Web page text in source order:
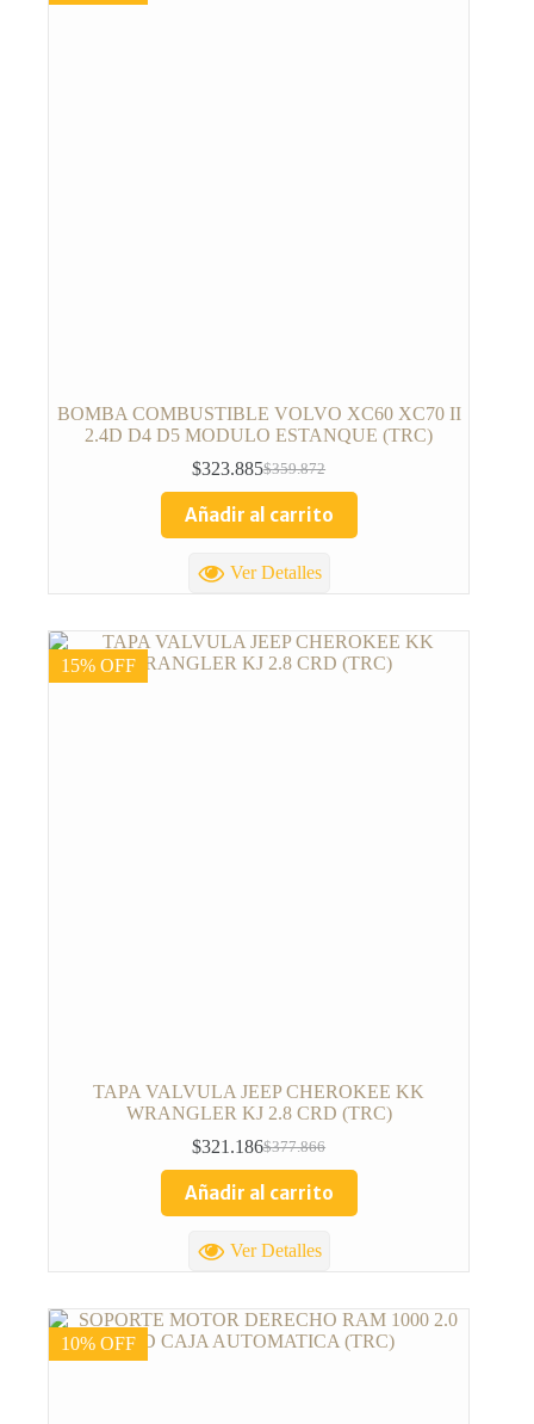
BOMBA COMBUSTIBLE VOLVO XC60 XC70 II
2.4D D4 D5 MODULO ESTANQUE (TRC)
$359.872
$323.885
Añadir al carrito
Ver Detalles
15% OFF
TAPA VALVULA JEEP CHEROKEE KK
WRANGLER KJ 2.8 CRD (TRC)
$377.866
$321.186
Añadir al carrito
Ver Detalles
10% OFF